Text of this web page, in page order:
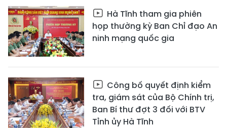
Hà Tĩnh tham gia phiên
họp thường kỳ Ban Chỉ đạo An
ninh mạng quốc gia
Công bố quyết định kiểm
tra, giám sát của Bộ Chính trị,
Ban Bí thư đợt 3 đối với BTV
Tỉnh ủy Hà Tĩnh